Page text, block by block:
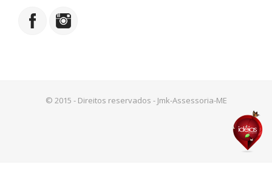
© 2015 - Direitos reservados - Jmk-Assessoria-ME